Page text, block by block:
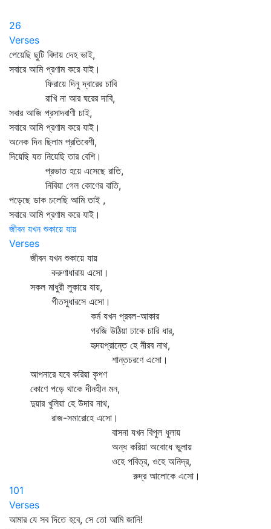
26
Verses
পেয়েছি ছুটি বিদায় দেহ ভাই,
সবারে আমি প্রণাম করে যাই।
ফিরায়ে দিনু দ্বারের চাবি
রাখি না আর ঘরের দাবি,
সবার আজি প্রসাদবাণী চাই,
সবারে আমি প্রণাম করে যাই।
অনেক দিন ছিলাম প্রতিবেশী,
দিয়েছি যত নিয়েছি তার বেশি।
প্রভাত হয়ে এসেছে রাতি,
নিবিয়া গেল কোণের বাতি,
পড়েছে ডাক চলেছি আমি তাই ,
সবারে আমি প্রণাম করে যাই।
জীবন যখন শুকায়ে যায়
Verses
জীবন যখন শুকায়ে যায়
করুণাধারায় এসো।
সকল মাধুরী লুকায়ে যায়,
গীতসুধারসে এসো।
কর্ম যখন প্রবল-আকার
গরজি উঠিয়া ঢাকে চারি ধার,
হৃদয়প্রান্তে হে নীরব নাথ,
শান্তচরণে এসো।
আপনারে যবে করিয়া কৃপণ
কোণে পড়ে থাকে দীনহীন মন,
দুয়ার খুলিয়া হে উদার নাথ,
রাজ-সমারোহে এসো।
বাসনা যখন বিপুল ধুলায়
অন্ধ করিয়া অবোধে ভুলায়
ওহে পবিত্র, ওহে অনিদ্র,
রুদ্র আলোকে এসো।
101
Verses
আমার যে সব দিতে হবে, সে তো আমি জানি!